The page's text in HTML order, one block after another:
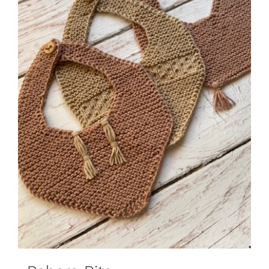
Blog
Contacto
Newsletter
Carrito
Mi cuenta